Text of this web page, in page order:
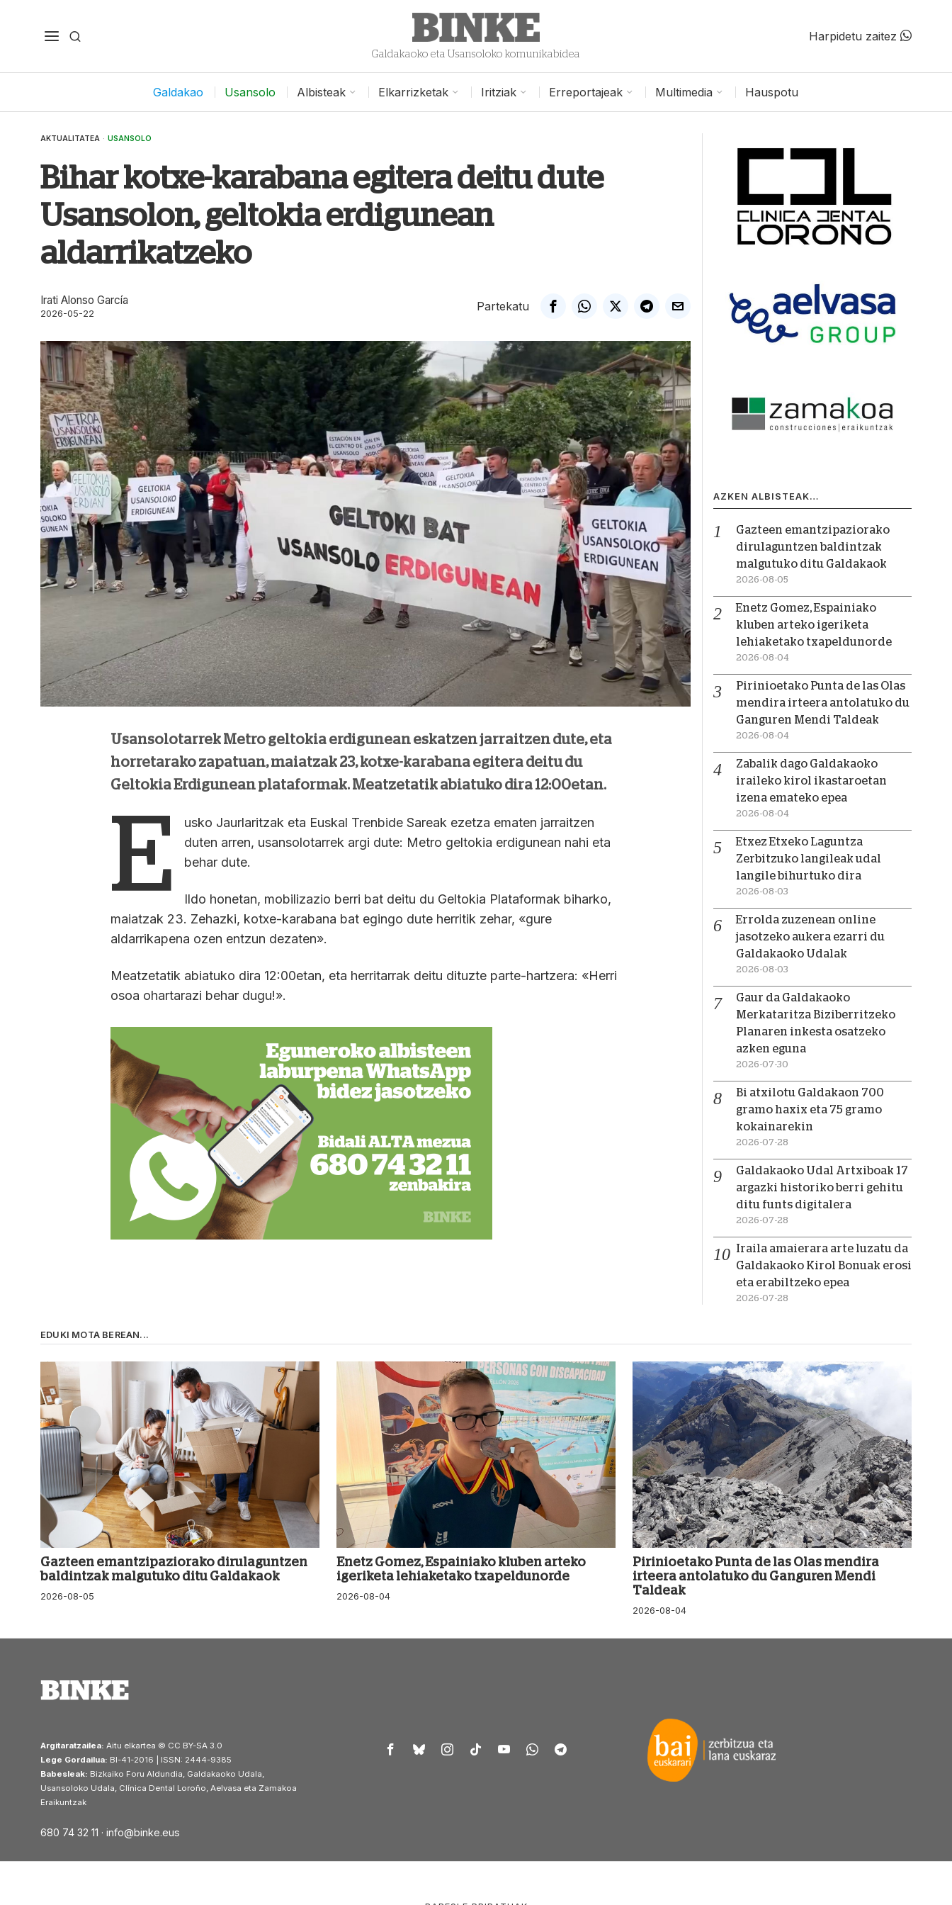
Galdakaoko eta Usansoloko komunikabidea
Harpidetu zaitez
Galdakao Usansolo Albisteak Elkarrizketak Iritziak Erreportajeak Multimedia Hauspotu
AKTUALITATEA · USANSOLO
Bihar kotxe-karabana egitera deitu dute
Usansolon, geltokia erdigunean
aldarrikatzeko
Irati Alonso García
2026-05-22
Partekatu
Usansolotarrek Metro geltokia erdigunean eskatzen jarraitzen dute, eta
horretarako zapatuan, maiatzak 23, kotxe-karabana egitera deitu du
Geltokia Erdigunean plataformak. Meatzetatik abiatuko dira 12:00etan.
E
usko Jaurlaritzak eta Euskal Trenbide Sareak ezetza ematen jarraitzen
duten arren, usansolotarrek argi dute: Metro geltokia erdigunean nahi eta
behar dute.
Ildo honetan, mobilizazio berri bat deitu du Geltokia Plataformak biharko,
maiatzak 23. Zehazki, kotxe-karabana bat egingo dute herritik zehar, «gure
aldarrikapena ozen entzun dezaten».
Meatzetatik abiatuko dira 12:00etan, eta herritarrak deitu dituzte parte-hartzera: «Herri
osoa ohartarazi behar dugu!».
AZKEN ALBISTEAK…
Gazteen emantzipaziorako
dirulaguntzen baldintzak
malgutuko ditu Galdakaok
2026-08-05
Enetz Gomez, Espainiako
kluben arteko igeriketa
lehiaketako txapeldunorde
2026-08-04
Pirinioetako Punta de las Olas
mendira irteera antolatuko du
Ganguren Mendi Taldeak
2026-08-04
Zabalik dago Galdakaoko
iraileko kirol ikastaroetan
izena emateko epea
2026-08-04
Etxez Etxeko Laguntza
Zerbitzuko langileak udal
langile bihurtuko dira
2026-08-03
Errolda zuzenean online
jasotzeko aukera ezarri du
Galdakaoko Udalak
2026-08-03
Gaur da Galdakaoko
Merkataritza Biziberritzeko
Planaren inkesta osatzeko
azken eguna
2026-07-30
Bi atxilotu Galdakaon 700
gramo haxix eta 75 gramo
kokainarekin
2026-07-28
Galdakaoko Udal Artxiboak 17
argazki historiko berri gehitu
ditu funts digitalera
2026-07-28
Iraila amaierara arte luzatu da
Galdakaoko Kirol Bonuak erosi
eta erabiltzeko epea
2026-07-28
EDUKI MOTA BEREAN...
Gazteen emantzipaziorako dirulaguntzen
baldintzak malgutuko ditu Galdakaok
2026-08-05
Enetz Gomez, Espainiako kluben arteko
igeriketa lehiaketako txapeldunorde
2026-08-04
Pirinioetako Punta de las Olas mendira
irteera antolatuko du Ganguren Mendi
Taldeak
2026-08-04
Argitaratzailea: Aitu elkartea © CC BY-SA 3.0
Lege Gordailua: BI-41-2016 | ISSN: 2444-9385
Babesleak: Bizkaiko Foru Aldundia, Galdakaoko Udala,
Usansoloko Udala, Clínica Dental Loroño, Aelvasa eta Zamakoa
Eraikuntzak
680 74 32 11 · info@binke.eus